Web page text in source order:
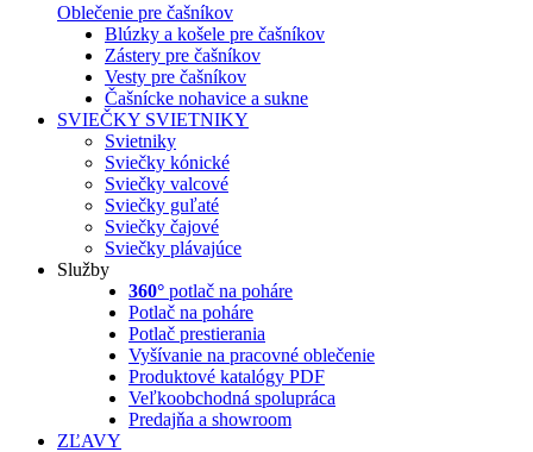
Oblečenie pre čašníkov
Blúzky a košele pre čašníkov
Zástery pre čašníkov
Vesty pre čašníkov
Čašnícke nohavice a sukne
SVIEČKY SVIETNIKY
Svietniky
Sviečky kónické
Sviečky valcové
Sviečky guľaté
Sviečky čajové
Sviečky plávajúce
Služby
360° potlač na poháre
Potlač na poháre
Potlač prestierania
Vyšívanie na pracovné oblečenie
Produktové katalógy PDF
Veľkoobchodná spolupráca
Predajňa a showroom
ZĽAVY